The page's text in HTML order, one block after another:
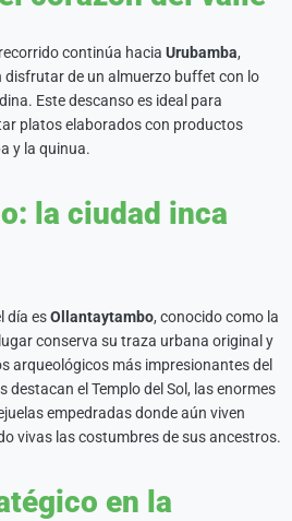
continúa hacia Urubamba,
disfrutar de un almuerzo buffet con lo
Este descanso es ideal para
platos elaborados con productos
y la quinua.
la ciudad inca
día esOllantaytambo, conocido como la
conserva su traza urbana original y
arqueológicos más impresionantes del
destacan el Templo del Sol, las enormes
empedradas donde aún viven
vivas las costumbres de sus ancestros.
en la